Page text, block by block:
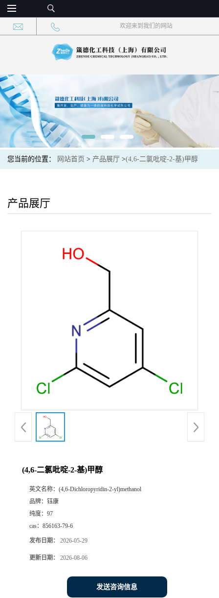
欢迎来到我们的网站
您当前的位置： 网站首页 > 产品展厅 >(4,6-二氯吡啶-2-基)甲醇
产品展厅
(4,6-二氯吡啶-2-基)甲醇
英文名称： (4,6-Dichloropyridin-2-yl)methanol
品牌： 钰康
纯度： 97
cas： 856163-79-6
发布日期： 2026-05-29
更新日期： 2026-08-06
发送咨询信息